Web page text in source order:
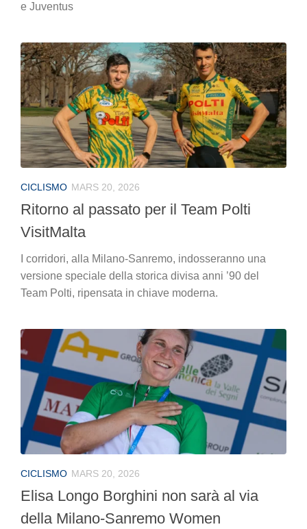
e Juventus
CICLISMO MARS 20, 2026
Ritorno al passato per il Team Polti
VisitMalta
I corridori, alla Milano-Sanremo, indosseranno una
versione speciale della storica divisa anni ’90 del
Team Polti, ripensata in chiave moderna.
CICLISMO MARS 20, 2026
Elisa Longo Borghini non sarà al via
della Milano-Sanremo Women